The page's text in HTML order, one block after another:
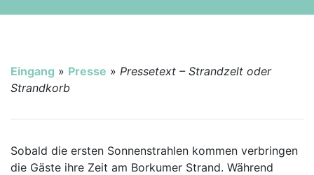
Eingang » Presse » Pressetext – Strandzelt oder
Strandkorb
Sobald die ersten Sonnenstrahlen kommen verbringen
die Gäste ihre Zeit am Borkumer Strand. Während